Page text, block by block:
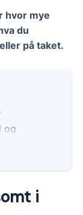
hvor mye
du
på taket.
og
fra 10
tili